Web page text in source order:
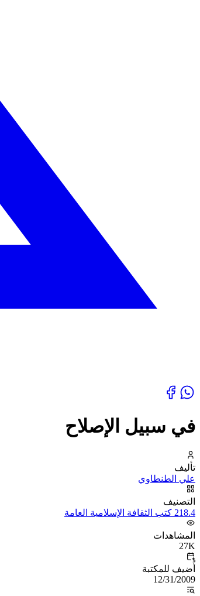
في سبيل الإصلاح
تأليف
علي الطنطاوي
التصنيف
218.4 كتب الثقافة الإسلامية العامة
المشاهدات
27K
أُضيف للمكتبة
12/31/2009